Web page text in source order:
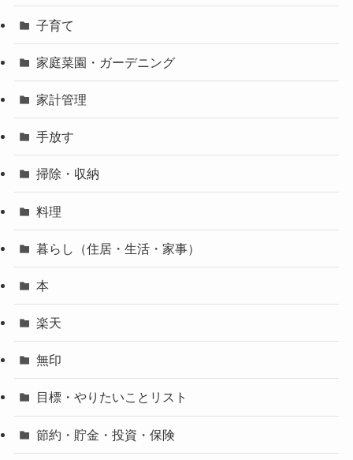
子育て
家庭菜園・ガーデニング
家計管理
手放す
掃除・収納
料理
暮らし（住居・生活・家事）
本
楽天
無印
目標・やりたいことリスト
節約・貯金・投資・保険